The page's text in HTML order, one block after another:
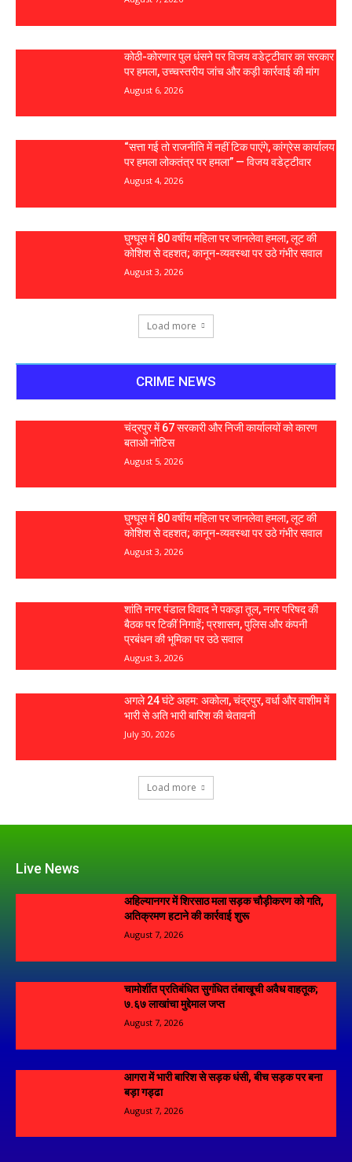
कोठी-कोरणार पुल धंसने पर विजय वडेट्टीवार का सरकार
पर हमला, उच्चस्तरीय जांच और कड़ी कार्रवाई की मांग
August 6, 2026
“सत्ता गई तो राजनीति में नहीं टिक पाएंगे, कांग्रेस कार्यालय
पर हमला लोकतंत्र पर हमला” — विजय वडेट्टीवार
August 4, 2026
घुग्घूस में 80 वर्षीय महिला पर जानलेवा हमला, लूट की
कोशिश से दहशत; कानून-व्यवस्था पर उठे गंभीर सवाल
August 3, 2026
Load more
CRIME NEWS
चंद्रपुर में 67 सरकारी और निजी कार्यालयों को कारण
बताओ नोटिस
August 5, 2026
घुग्घूस में 80 वर्षीय महिला पर जानलेवा हमला, लूट की
कोशिश से दहशत; कानून-व्यवस्था पर उठे गंभीर सवाल
August 3, 2026
शांति नगर पंडाल विवाद ने पकड़ा तूल, नगर परिषद की
बैठक पर टिकीं निगाहें; प्रशासन, पुलिस और कंपनी
प्रबंधन की भूमिका पर उठे सवाल
August 3, 2026
अगले 24 घंटे अहम: अकोला, चंद्रपुर, वर्धा और वाशीम में
भारी से अति भारी बारिश की चेतावनी
July 30, 2026
Load more
Live News
अहिल्यानगर में शिरसाठ मला सड़क चौड़ीकरण को गति,
अतिक्रमण हटाने की कार्रवाई शुरू
August 7, 2026
चामोर्शीत प्रतिबंधित सुगंधित तंबाखूची अवैध वाहतूक;
₹७.६७ लाखांचा मुद्देमाल जप्त
August 7, 2026
आगरा में भारी बारिश से सड़क धंसी, बीच सड़क पर बना
बड़ा गड्ढा
August 7, 2026